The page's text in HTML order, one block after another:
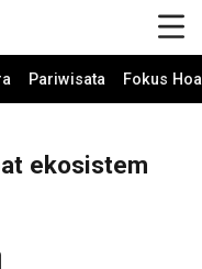
Pariwisata Fokus
ekosistem